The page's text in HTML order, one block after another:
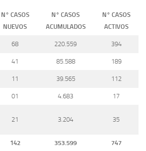
N° CASOS
NUEVOS
N° CASOS
ACUMULADOS
N° CASOS
ACTIVOS
68 220.559 394
41 85.588 189
11 39.565 112
01 4.683 17
21 3.204 35
142 353.599 747